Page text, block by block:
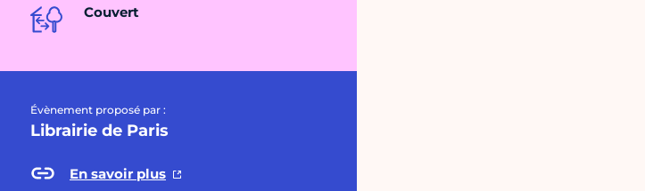
Couvert
Évènement proposé par :
Librairie de Paris
En savoir plus